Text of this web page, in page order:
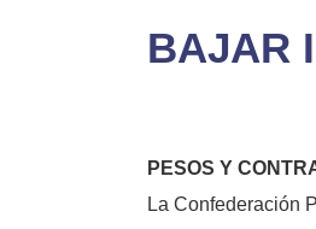
BAJAR
PESOS Y
La Confederación